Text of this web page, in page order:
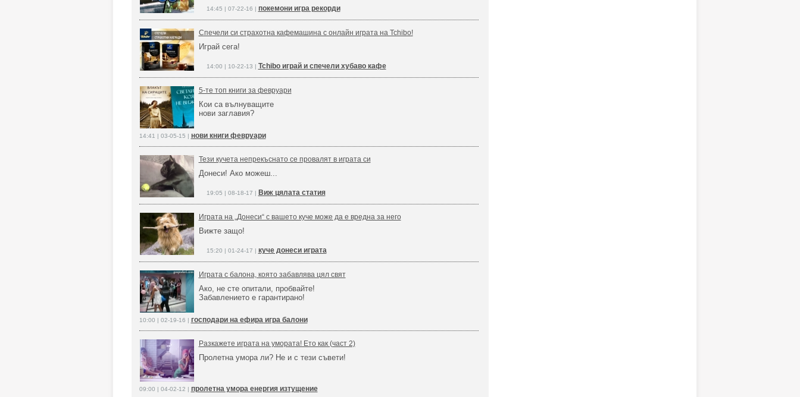
14:45 | 07-22-16 | покемони игра рекорди
Спечели си страхотна кафемашина с онлайн играта на Tchibo!
Играй сега!
14:00 | 10-22-13 | Tchibo играй и спечели хубаво кафе
5-те топ книги за февруари
Кои са вълнуващите
нови заглавия?
14:41 | 03-05-15 | нови книги февруари
Тези кучета непрекъснато се провалят в играта си
Донеси! Ако можеш...
19:05 | 08-18-17 | Виж цялата статия
Играта на „Донеси“ с вашето куче може да е вредна за него
Вижте защо!
15:20 | 01-24-17 | куче донеси играта
Играта с балона, която забавлява цял свят
Ако, не сте опитали, пробвайте!
Забавлението е гарантирано!
10:00 | 02-19-16 | господари на ефира игра балони
Разкажете играта на умората! Ето как (част 2)
Пролетна умора ли? Не и с тези съвети!
09:00 | 04-02-12 | пролетна умора енергия изтущение